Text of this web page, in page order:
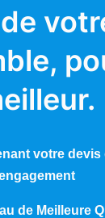
votre
de Meilleure